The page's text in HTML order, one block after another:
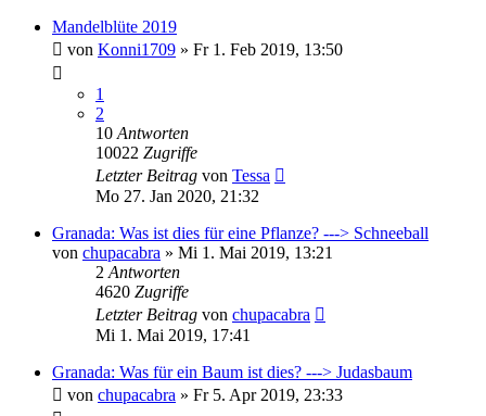
Mandelblüte 2019
von Konni1709 » Fr 1. Feb 2019, 13:50
1
2
10 Antworten
10022 Zugriffe
Letzter Beitrag von Tessa
Mo 27. Jan 2020, 21:32
Granada: Was ist dies für eine Pflanze? ---> Schneeball
von chupacabra » Mi 1. Mai 2019, 13:21
2 Antworten
4620 Zugriffe
Letzter Beitrag von chupacabra
Mi 1. Mai 2019, 17:41
Granada: Was für ein Baum ist dies? ---> Judasbaum
von chupacabra » Fr 5. Apr 2019, 23:33